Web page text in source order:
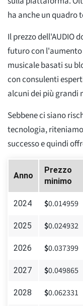
ha anche un quadro
Il prezzo dell'AUDIO
futuro con
musicale basati su
con consulenti
alcuni dei più grandi
Sebbene ci siano
tecnologia,
successo e quindi
Anno
Prezzo
minimo
2024 $0.014959
2025 $0.024932
2026 $0.037399
2027 $0.049865
2028 $0.062331